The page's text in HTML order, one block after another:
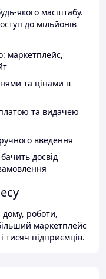
якого масштабу.
до мільйонів
маркетплейс,
та цінами в
та видачею
введення
досвід
роботи,
маркетплейс
тисяч підприємців.